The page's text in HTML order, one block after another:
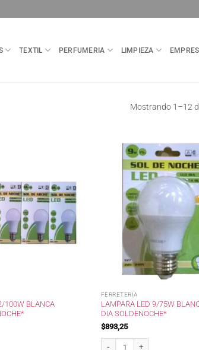
TEXTIL PERFUMERIA LIMPIEZA
Mostrando 1–12
100W BLANCA
FERRETERIA
LAMPARA LED 9/75W
DIA SOLDENOCHE*
$893,25